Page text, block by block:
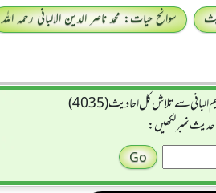
سوانح حیات: محمد ناصر الدین الالبانی رحمہ اللہ
البانی سے تلاش کل احادیث (4035)
حدیث نمبر لکھیں: